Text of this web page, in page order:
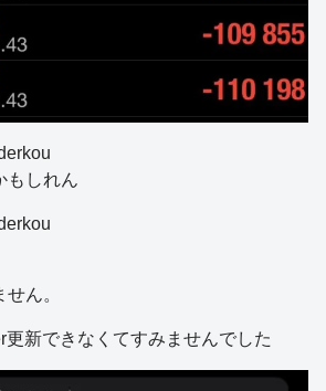
もしれん
ん。
新できなくてすみませんでした